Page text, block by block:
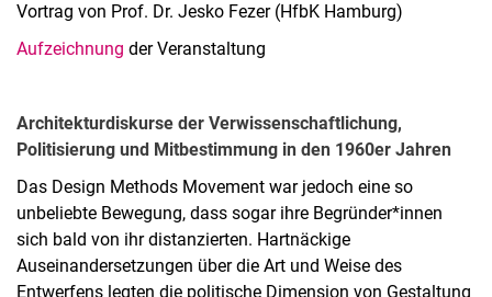
Vortrag von Prof. Dr. Jesko Fezer (HfbK Hamburg)
Aufzeichnung der Veranstaltung
Architekturdiskurse der Verwissenschaftlichung,
Politisierung und Mitbestimmung in den 1960er Jahren
Das Design Methods Movement war jedoch eine so
unbeliebte Bewegung, dass sogar ihre Begründer*innen
sich bald von ihr distanzierten. Hartnäckige
Auseinandersetzungen über die Art und Weise des
Entwerfens legten die politische Dimension von Gestaltung